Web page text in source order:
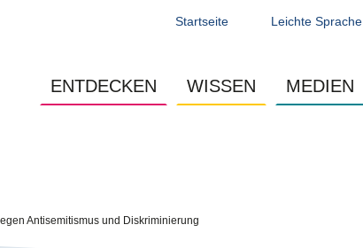
Startseite Leichte Sprache
Main navigation - Jugendseite
ENTDECKEN WISSEN MEDIEN
Antisemitismus und Diskriminierung